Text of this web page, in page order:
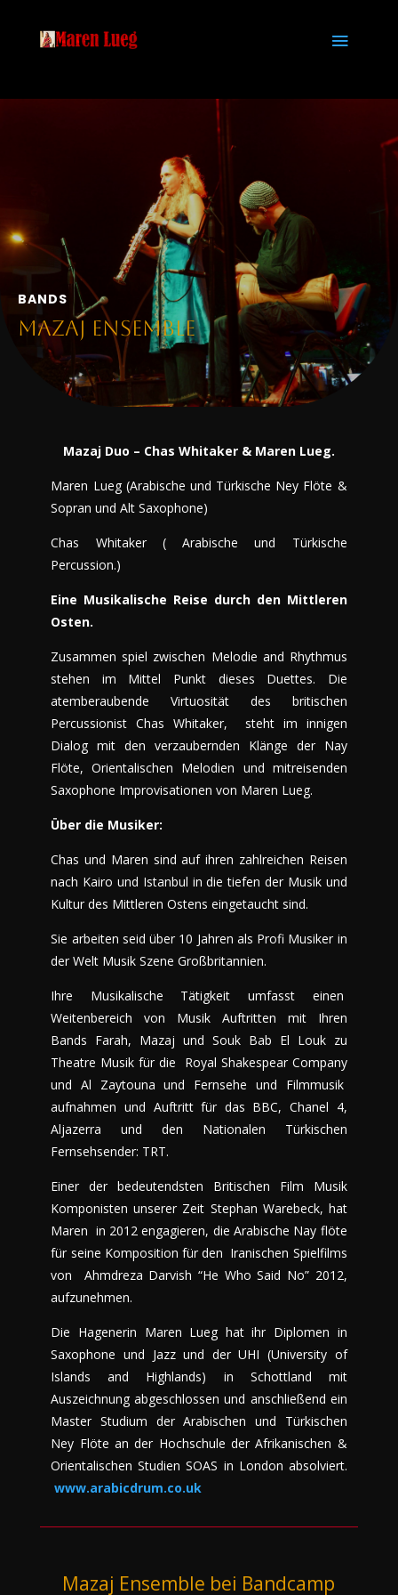
BANDS
Mazaj Ensemble
Mazaj Duo – Chas Whitaker & Maren Lueg.
Maren Lueg (Arabische und Türkische Ney Flöte &
Sopran und Alt Saxophone)
Chas Whitaker ( Arabische und Türkische
Percussion.)
Eine Musikalische Reise durch den Mittleren
Osten.
Zusammen spiel zwischen Melodie and Rhythmus
stehen im Mittel Punkt dieses Duettes. Die
atemberaubende Virtuosität des britischen
Percussionist Chas Whitaker, steht im innigen
Dialog mit den verzaubernden Klänge der Nay
Flöte, Orientalischen Melodien und mitreisenden
Saxophone Improvisationen von Maren Lueg.
Über die Musiker:
Chas und Maren sind auf ihren zahlreichen Reisen
nach Kairo und Istanbul in die tiefen der Musik und
Kultur des Mittleren Ostens eingetaucht sind.
Sie arbeiten seid über 10 Jahren als Profi Musiker in
der Welt Musik Szene Großbritannien.
Ihre Musikalische Tätigkeit umfasst einen
Weitenbereich von Musik Auftritten mit Ihren
Bands Farah, Mazaj und Souk Bab El Louk zu
Theatre Musik für die Royal Shakespear Company
und Al Zaytouna und Fernsehe und Filmmusik
aufnahmen und Auftritt für das BBC, Chanel 4,
Aljazerra und den Nationalen Türkischen
Fernsehsender: TRT.
Einer der bedeutendsten Britischen Film Musik
Komponisten unserer Zeit Stephan Warebeck, hat
Maren in 2012 engagieren, die Arabische Nay flöte
für seine Komposition für den Iranischen Spielfilms
von Ahmdreza Darvish “He Who Said No” 2012,
aufzunehmen.
Die Hagenerin Maren Lueg hat ihr Diplomen in
Saxophone und Jazz und der UHI (University of
Islands and Highlands) in Schottland mit
Auszeichnung abgeschlossen und anschließend ein
Master Studium der Arabischen und Türkischen
Ney Flöte an der Hochschule der Afrikanischen &
Orientalischen Studien SOAS in London absolviert.
www.arabicdrum.co.uk
Mazaj Ensemble bei Bandcamp